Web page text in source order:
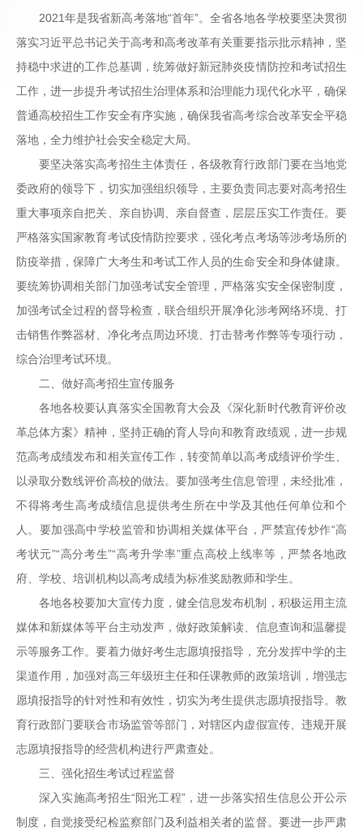
2021年是我省新高考落地“首年”。全省各地各学校要坚决贯彻
落实习近平总书记关于高考和高考改革有关重要指示批示精神，坚
持稳中求进的工作总基调，统筹做好新冠肺炎疫情防控和考试招生
工作，进一步提升考试招生治理体系和治理能力现代化水平，确保
普通高校招生工作安全有序实施，确保我省高考综合改革安全平稳
落地，全力维护社会安全稳定大局。
要坚决落实高考招生主体责任，各级教育行政部门要在当地党
委政府的领导下，切实加强组织领导，主要负责同志要对高考招生
重大事项亲自把关、亲自协调、亲自督查，层层压实工作责任。要
严格落实国家教育考试疫情防控要求，强化考点考场等涉考场所的
防疫举措，保障广大考生和考试工作人员的生命安全和身体健康。
要统筹协调相关部门加强考试安全管理，严格落实安全保密制度，
加强考试全过程的督导检查，联合组织开展净化涉考网络环境、打
击销售作弊器材、净化考点周边环境、打击替考作弊等专项行动，
综合治理考试环境。
二、做好高考招生宣传服务
各地各校要认真落实全国教育大会及《深化新时代教育评价改
革总体方案》精神，坚持正确的育人导向和教育政绩观，进一步规
范高考成绩发布和相关宣传工作，转变简单以高考成绩评价学生、
以录取分数线评价高校的做法。要加强考生信息管理，未经批准，
不得将考生高考成绩信息提供考生所在中学及其他任何单位和个
人。要加强高中学校监管和协调相关媒体平台，严禁宣传炒作“高
考状元”“高分考生”“高考升学率”重点高校上线率等，严禁各地政
府、学校、培训机构以高考成绩为标准奖励教师和学生。
各地各校要加大宣传力度，健全信息发布机制，积极运用主流
媒体和新媒体等平台主动发声，做好政策解读、信息查询和温馨提
示等服务工作。要着力做好考生志愿填报指导，充分发挥中学的主
渠道作用，加强对高三年级班主任和任课教师的政策培训，增强志
愿填报指导的针对性和有效性，切实为考生提供志愿填报指导。教
育行政部门要联合市场监管等部门，对辖区内虚假宣传、违规开展
志愿填报指导的经营机构进行严肃查处。
三、强化招生考试过程监督
深入实施高考招生“阳光工程”，进一步落实招生信息公开公示
制度，自觉接受纪检监察部门及利益相关者的监督。要进一步严肃